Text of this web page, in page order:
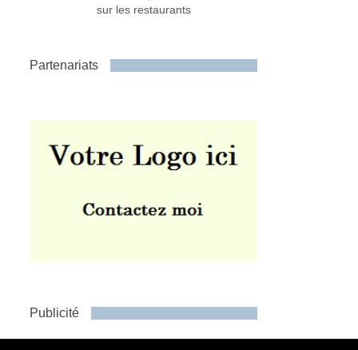
sur les restaurants
Partenariats
Publicité